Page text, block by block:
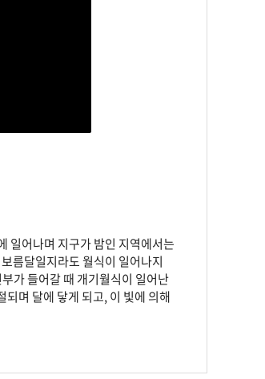
일어나며 지구가 밤인 지역에서는
름달일지라도 월식이 일어나지
가 들어갈 때 개기월식이 일어난
며 달에 닿게 되고, 이 빛에 의해